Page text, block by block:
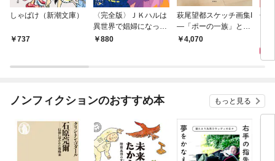
しゃばけ（新潮文庫）
737
〈完全版〉ＪＫハルは
異世界で娼婦になった
（新潮文庫nex）
880
萩尾望都スケッチ画集I
—「ポーの一族」と幻
想世界—
4,070
色
ノンフィクションのおすすめ本 もっと見る